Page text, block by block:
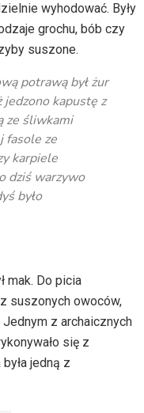
wyhodować. Były
grochu, bób czy
suszone.
potrawą był żur
kapustę z
ze śliwkami
fasole ze
karpiele
dziś warzywo
było
mak. Do picia
suszonych owoców,
z archaicznych
się z
jedną z